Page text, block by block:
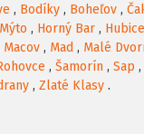
, Bodíky , Boheľov ,
, Horný Bar , Hubice
Macov , Mad , Malé
, Šamorín , Sap ,
, Zlaté Klasy .